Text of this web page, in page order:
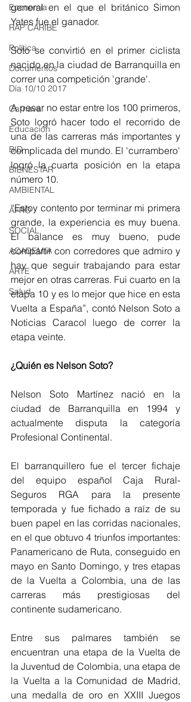
Economía
RAP CARIBE
Política
Documentos
Día 10/10 2017
Carnaval
Educación
BID
BIENESTAR
AMBIENTAL
AFRO
SOCIAL
ACADEMIA
ARTE
Salud
general en el que el británico Simon
Yates fue el ganador.
Soto se convirtió en el primer ciclista
nacido en la ciudad de Barranquilla en
correr una competición 'grande'.
A pesar no estar entre los 100 primeros,
Soto logró hacer todo el recorrido de
una de las carreras más importantes y
complicada del mundo. El 'currambero'
logró la cuarta posición en la etapa
número 10.
“Estoy contento por terminar mi primera
grande, la experiencia es muy buena.
El balance es muy bueno, pude
compartir con corredores que admiro y
hay que seguir trabajando para estar
mejor en otras carreras. Fui cuarto en la
etapa 10 y es lo mejor que hice en esta
Vuelta a España”, contó Nelson Soto a
Noticias Caracol luego de correr la
etapa veinte.
¿Quién es Nelson Soto?
Nelson Soto Martínez nació en la
ciudad de Barranquilla en 1994 y
actualmente disputa la categoría
Profesional Continental.
El barranquillero fue el tercer fichaje
del equipo español Caja Rural-
Seguros RGA para la presente
temporada y fue fichado a raíz de su
buen papel en las corridas nacionales,
en el que obtuvo 4 triunfos importantes:
Panamericano de Ruta, conseguido en
mayo en Santo Domingo, y tres etapas
de la Vuelta a Colombia, una de las
carreras más prestigiosas del
continente sudamericano.
Entre sus palmares también se
encuentran una etapa de la Vuelta de
la Juventud de Colombia, una etapa de
la Vuelta a la Comunidad de Madrid,
una medalla de oro en XXIII Juegos